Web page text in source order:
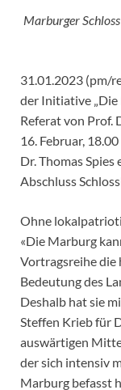
Marburger
31.01.2023 (pm/
der Initiative „Die
Referat von Prof.
16. Februar,
Dr. Thomas
Abschluss
Ohne
«Die Marburg
Vortragsreihe die
Bedeutung des
Deshalb hat sie
Steffen Krieb für
auswärtigen
der sich intensiv
Marburg befasst